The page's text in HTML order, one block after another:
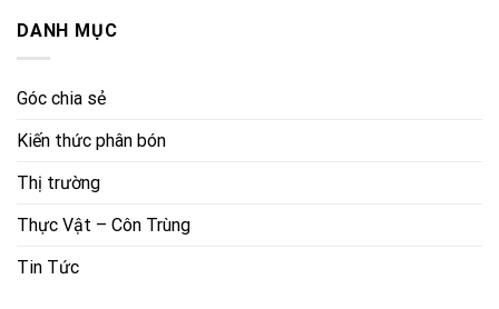
DANH MỤC
Góc chia sẻ
Kiến thức phân bón
Thị trường
Thực Vật – Côn Trùng
Tin Tức